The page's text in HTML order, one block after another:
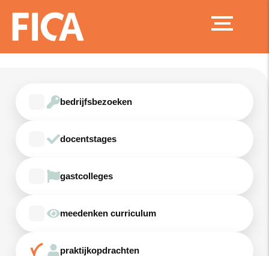
bedrijfsbezoeken
docentstages
gastcolleges
meedenken curriculum
praktijkopdrachten